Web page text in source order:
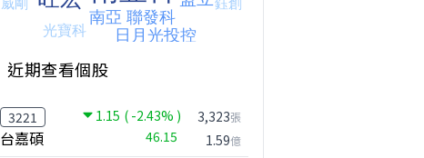
台股狂飆1200點，但還有兩關沒過｜Mr.Jimmy高志銘 #台股 #期貨 #加權指數
近期查看個股
3221 1.15 ( -2.43% )
台嘉碩 46.15
3,323張
1.59億